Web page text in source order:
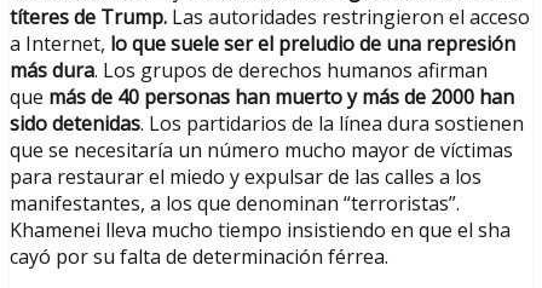
títeres de Trump. Las autoridades restringieron el acceso
a Internet, lo que suele ser el preludio de una represión
más dura. Los grupos de derechos humanos afirman
que más de 40 personas han muerto y más de 2000 han
sido detenidas. Los partidarios de la línea dura sostienen
que se necesitaría un número mucho mayor de víctimas
para restaurar el miedo y expulsar de las calles a los
manifestantes, a los que denominan “terroristas”.
Khamenei lleva mucho tiempo insistiendo en que el sha
cayó por su falta de determinación férrea.